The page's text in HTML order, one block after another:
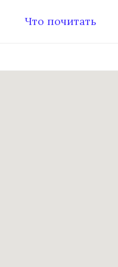
Что почитать